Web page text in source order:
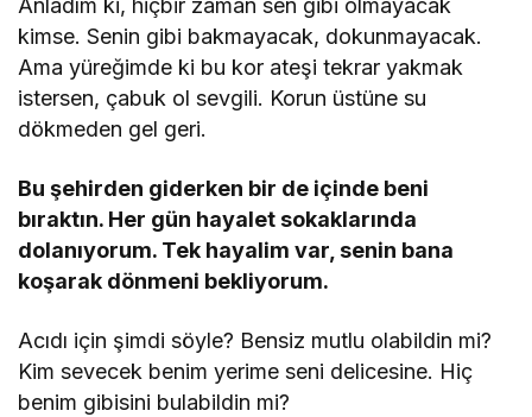
Anladım ki, hiçbir zaman sen gibi olmayacak
kimse. Senin gibi bakmayacak, dokunmayacak.
Ama yüreğimde ki bu kor ateşi tekrar yakmak
istersen, çabuk ol sevgili. Korun üstüne su
dökmeden gel geri.
Bu şehirden giderken bir de içinde beni
bıraktın. Her gün hayalet sokaklarında
dolanıyorum. Tek hayalim var, senin bana
koşarak dönmeni bekliyorum.
Acıdı için şimdi söyle? Bensiz mutlu olabildin mi?
Kim sevecek benim yerime seni delicesine. Hiç
benim gibisini bulabildin mi?